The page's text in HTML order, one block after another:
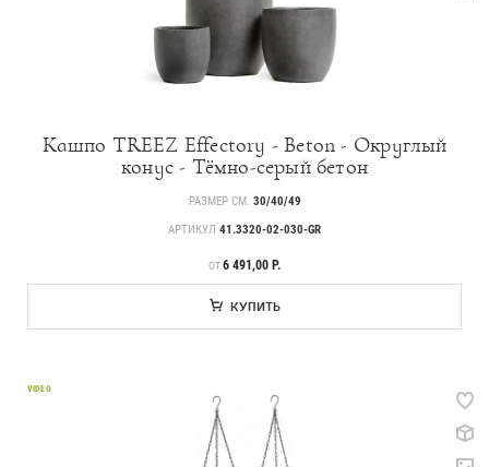
Кашпо TREEZ Effectory - Beton - Округлый
конус - Тёмно-серый бетон
РАЗМЕР СМ. 30/40/49
АРТИКУЛ 41.3320-02-030-GR
ЦЕНА
ОТ6 491,00 Р.
КУПИТЬ
VIDEO